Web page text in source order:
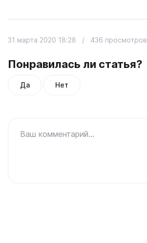
Понравилась ли статья?
Да Нет
31 марта 2020 18:28 / 436 просмотров
Ваш комментарий...